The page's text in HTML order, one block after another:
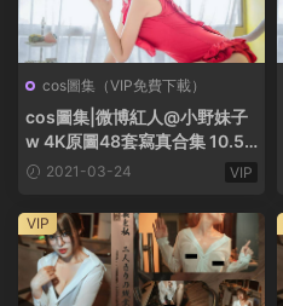
cos圖集（VIP免費下載）
cos圖集|微博紅人@小野妹子
w 4K原圖48套寫真合集 10.56
G 2021-03-24 VIP
VIP